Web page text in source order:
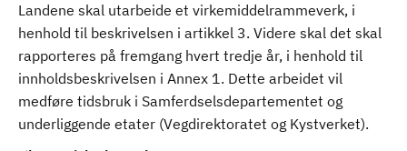
Landene skal utarbeide et virkemiddelrammeverk, i
henhold til beskrivelsen i artikkel 3. Videre skal det skal
rapporteres på fremgang hvert tredje år, i henhold til
innholdsbeskrivelsen i Annex 1. Dette arbeidet vil
medføre tidsbruk i Samferdselsdepartementet og
underliggende etater (Vegdirektoratet og Kystverket).